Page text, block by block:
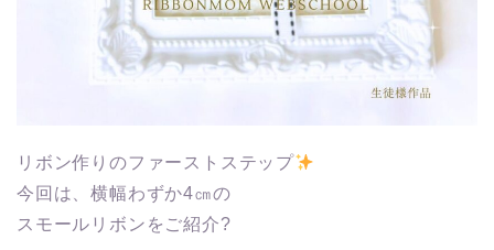
リボン作りのファーストステップ
今回は、横幅わずか4㎝の
スモールリボンをご紹介?